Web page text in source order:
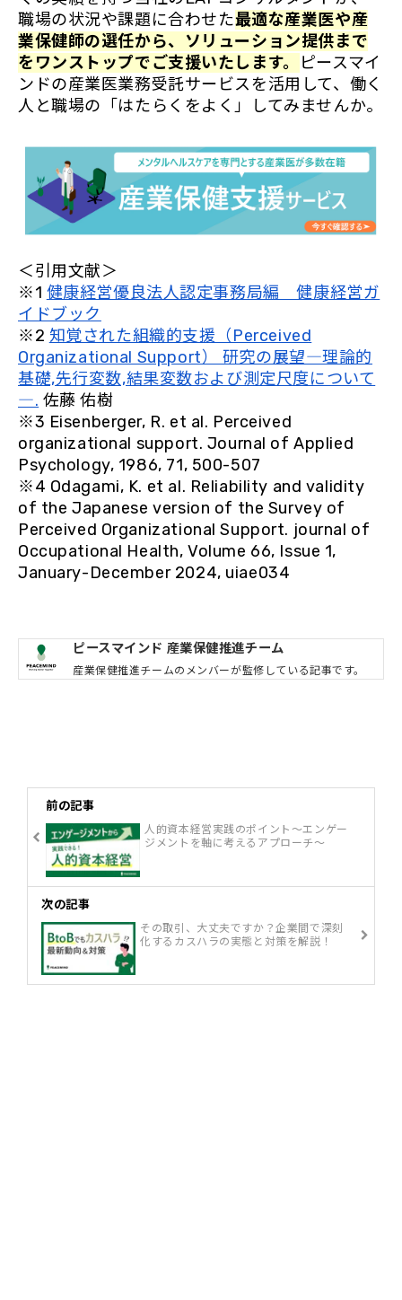
職場の状況や課題に合わせた最適な産業医や産
業保健師の選任から、ソリューション提供まで
をワンストップでご支援いたします。
ピースマイ
ンドの産業医業務受託サービスを活用して、働く
人と職場の「はたらくをよく」してみませんか。
＜引用文献＞
※1 健康経営優良法人認定事務局編 健康経営ガ
イドブック
※2 知覚された組織的支援（Perceived
Organizational Support） 研究の展望―理論的
基礎,先行変数,結果変数および測定尺度について
―. 佐藤 佑樹
※3 Eisenberger, R. et al. Perceived
organizational support. Journal of Applied
Psychology, 1986, 71, 500-507
※4 Odagami, K. et al. Reliability and validity
of the Japanese version of the Survey of
Perceived Organizational Support. journal of
Occupational Health, Volume 66, Issue 1,
January-December 2024, uiae034
ピースマインド 産業保健推進チーム
産業保健推進チームのメンバーが監修している記事です。
前の記事
人的資本経営実践のポイント～エンゲー
ジメントを軸に考えるアプローチ～
次の記事
その取引、大丈夫ですか？企業間で深刻
化するカスハラの実態と対策を解説！